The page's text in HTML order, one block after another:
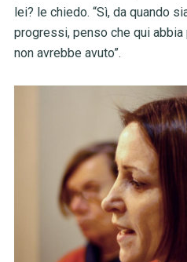
lei? le chiedo. “Sì, da quando
progressi, penso che qui
non avrebbe avuto”.